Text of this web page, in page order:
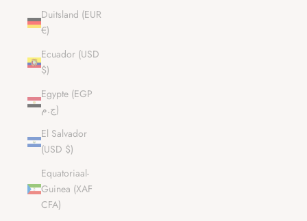
Duitsland (EUR
€)
Ecuador (USD
$)
Egypte (EGP
ج.م)
El Salvador
(USD $)
Equatoriaal-
Guinea (XAF
CFA)